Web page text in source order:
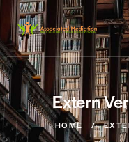
Extern
HOME